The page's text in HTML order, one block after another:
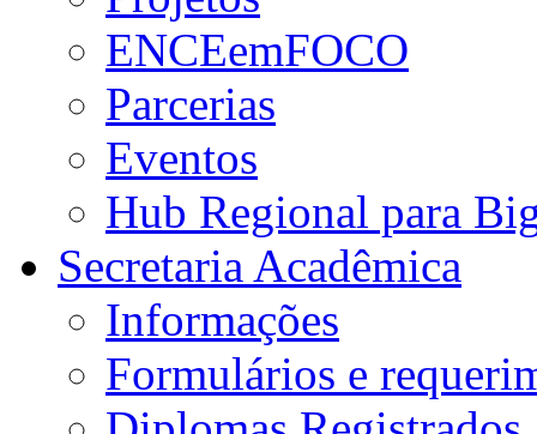
ENCEemFOCO
Parcerias
Eventos
Hub Regional para
Secretaria Acadêmica
Informações
Formulários e